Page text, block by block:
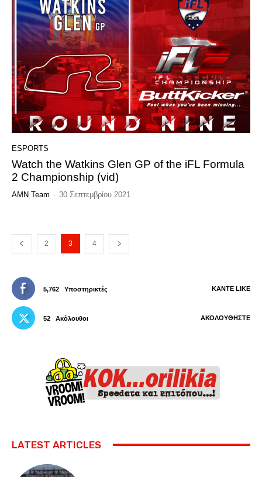
ESPORTS
Watch the Watkins Glen GP of the iFL Formula
2 Championship (vid)
AMN Team - 30 Σεπτεμβρίου 2021
2 3 4
5,762 Υποστηρικτές ΚΆΝΤΕ LIKE
52 Ακόλουθοι ΑΚΟΛΟΥΘΉΣΤΕ
LATEST ARTICLES